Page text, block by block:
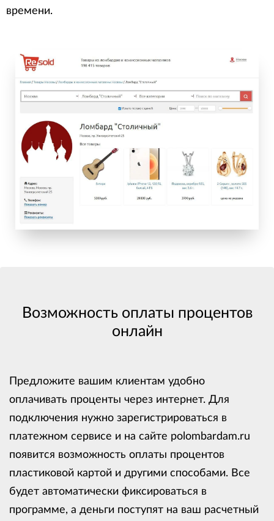
времени.
Возможность оплаты процентов
онлайн
Предложите вашим клиентам удобно
оплачивать проценты через интернет. Для
подключения нужно зарегистрироваться в
платежном сервисе и на сайте polombardam.ru
появится возможность оплаты процентов
пластиковой картой и другими способами. Все
будет автоматически фиксироваться в
программе, а деньги поступят на ваш расчетный